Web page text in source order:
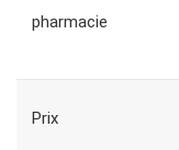
pharmacie
Prix